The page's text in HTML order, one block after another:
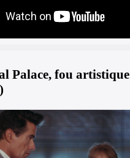
Palace, fou artistique